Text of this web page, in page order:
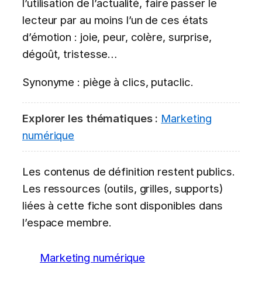
l’utilisation de l’actualité, faire passer le
lecteur par au moins l’un de ces états
d’émotion : joie, peur, colère, surprise,
dégoût, tristesse…
Synonyme : piège à clics, putaclic.
Explorer les thématiques : Marketing
numérique
Les contenus de définition restent publics.
Les ressources (outils, grilles, supports)
liées à cette fiche sont disponibles dans
l’espace membre.
Marketing numérique